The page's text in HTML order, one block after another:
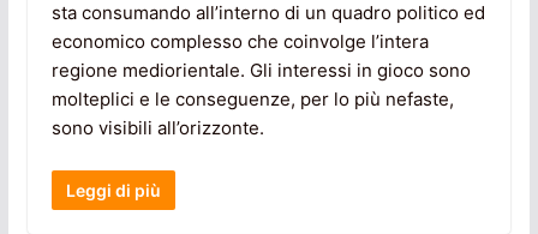
sta consumando all’interno di un quadro politico ed
economico complesso che coinvolge l’intera
regione mediorientale. Gli interessi in gioco sono
molteplici e le conseguenze, per lo più nefaste,
sono visibili all’orizzonte.
Leggi di più